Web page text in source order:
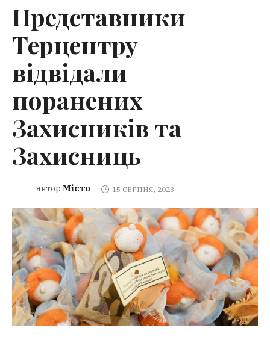
Представники
Терцентру
відвідали
поранених
Захисників та
Захисниць
автор Місто 15 СЕРПНЯ, 2023